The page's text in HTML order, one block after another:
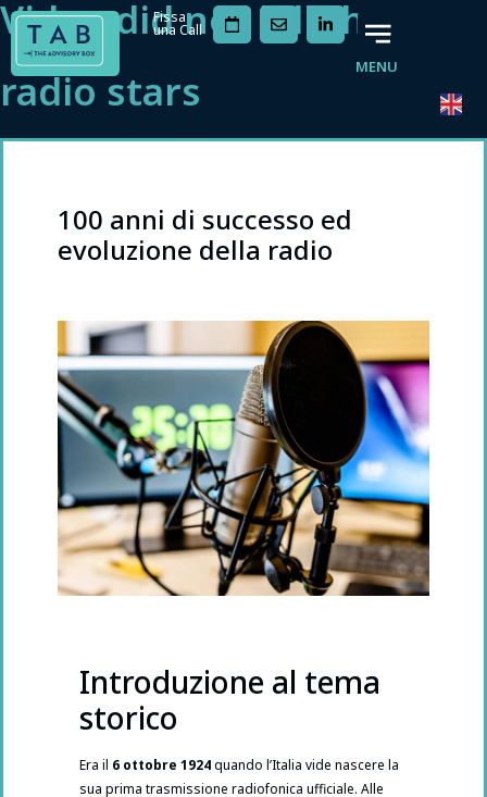
Fissa
una Call
MENU
Video did not kill the
radio stars
100 anni di successo ed
evoluzione della radio
Introduzione al tema
storico
Era il 6 ottobre 1924quando l’Italia vide nascere la
sua prima trasmissione radiofonica ufficiale. Alle